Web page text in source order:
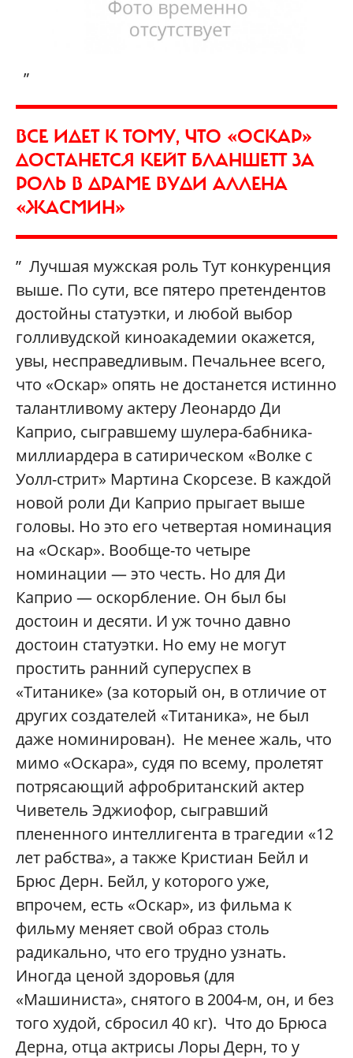
„
ВСЕ ИДЕТ К ТОМУ, ЧТО «ОСКАР»
ДОСТАНЕТСЯ КЕЙТ БЛАНШЕТТ ЗА
РОЛЬ В ДРАМЕ ВУДИ АЛЛЕНА
«ЖАСМИН»
” Лучшая мужская роль Тут конкуренция
выше. По сути, все пятеро претендентов
достойны статуэтки, и любой выбор
голливудской киноакадемии окажется,
увы, несправедливым. Печальнее всего,
что «Оскар» опять не достанется истинно
талантливому актеру Леонардо Ди
Каприо, сыгравшему шулера-бабника-
миллиардера в сатирическом «Волке с
Уолл-стрит» Мартина Скорсезе. В каждой
новой роли Ди Каприо прыгает выше
головы. Но это его четвертая номинация
на «Оскар». Вообще-то четыре
номинации — это честь. Но для Ди
Каприо — оскорбление. Он был бы
достоин и десяти. И уж точно давно
достоин статуэтки. Но ему не могут
простить ранний суперуспех в
«Титанике» (за который он, в отличие от
других создателей «Титаника», не был
даже номинирован). Не менее жаль, что
мимо «Оскара», судя по всему, пролетят
потрясающий афробританский актер
Чиветель Эджиофор, сыгравший
плененного интеллигента в трагедии «12
лет рабства», а также Кристиан Бейл и
Брюс Дерн. Бейл, у которого уже,
впрочем, есть «Оскар», из фильма к
фильму меняет свой образ столь
радикально, что его трудно узнать.
Иногда ценой здоровья (для
«Машиниста», снятого в 2004-м, он, и без
того худой, сбросил 40 кг). Что до Брюса
Дерна, отца актрисы Лоры Дерн, то у